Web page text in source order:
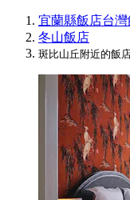
宜蘭縣飯店台
冬山飯店
斑比山丘附近的飯